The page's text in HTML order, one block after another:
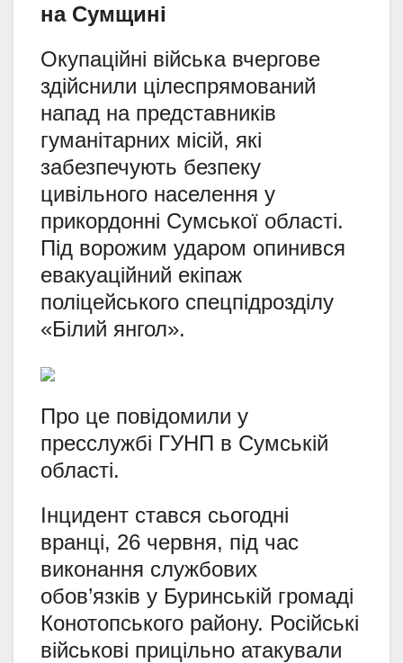
на Сумщині
Окупаційні війська вчергове
здійснили цілеспрямований
напад на представників
гуманітарних місій, які
забезпечують безпеку
цивільного населення у
прикордонні Сумської області.
Під ворожим ударом опинився
евакуаційний екіпаж
поліцейського спецпідрозділу
«Білий янгол».
Про це повідомили у
пресслужбі ГУНП в Сумській
області.
Інцидент стався сьогодні
вранці, 26 червня, під час
виконання службових
обов’язків у Буринській громаді
Конотопського району. Російські
військові прицільно атакували